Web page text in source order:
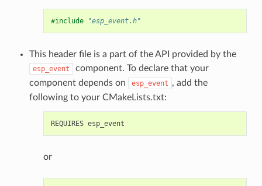
#include "esp_event.h"
This header file is a part of the API provided by the
esp_event
component. To declare that your
component depends on
esp_event , add the
following to your CMakeLists.txt:
or